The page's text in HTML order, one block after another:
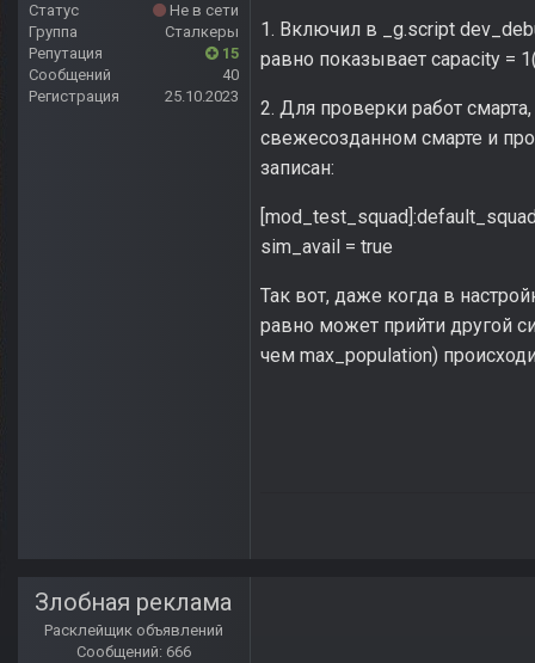
Статус
Не в сети
Группа
Сталкеры
Репутация
15
Сообщений
40
Регистрация
25.10.2023
1. Включил в _g.script
равно показывает capacity =
2. Для проверки работ
свежесозданном смарте и
записан:
sim_avail = true
Так вот, даже когда в
равно может прийти другой
чем max_population)
Злобная реклама
Расклейщик объявлений
Сообщений: 666